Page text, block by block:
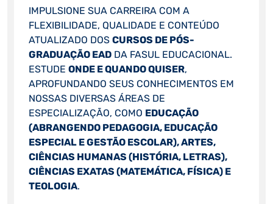
IMPULSIONE SUA CARREIRA COM A
FLEXIBILIDADE, QUALIDADE E CONTEÚDO
ATUALIZADO DOS CURSOS DE PÓS-
GRADUAÇÃO EADDA FASUL EDUCACIONAL.
ESTUDE ONDE E QUANDO QUISER,
APROFUNDANDO SEUS CONHECIMENTOS EM
NOSSAS DIVERSAS ÁREAS DE
ESPECIALIZAÇÃO, COMO EDUCAÇÃO
(ABRANGENDO PEDAGOGIA, EDUCAÇÃO
ESPECIAL E GESTÃO ESCOLAR), ARTES,
CIÊNCIAS HUMANAS (HISTÓRIA, LETRAS),
CIÊNCIAS EXATAS (MATEMÁTICA, FÍSICA) E
TEOLOGIA.